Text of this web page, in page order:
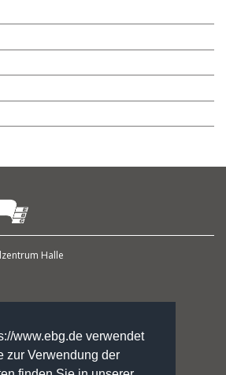
www.ebg.de verwendet
zur Verwendung der
Halle